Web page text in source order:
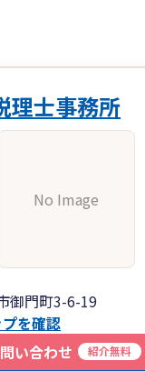
理士事務所
No Image
御門町3-6-19
を確認
い合わせ
紹介無料